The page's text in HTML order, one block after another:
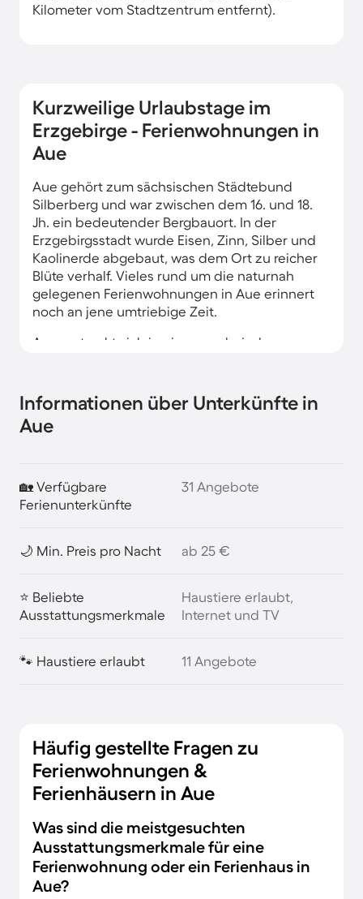
Kilometer vom Stadtzentrum entfernt).
Kurzweilige Urlaubstage im
Erzgebirge - Ferienwohnungen in
Aue
Aue gehört zum sächsischen Städtebund
Silberberg und war zwischen dem 16. und 18.
Jh. ein bedeutender Bergbauort. In der
Erzgebirgsstadt wurde Eisen, Zinn, Silber und
Kaolinerde abgebaut, was dem Ort zu reicher
Blüte verhalf. Vieles rund um die naturnah
gelegenen Ferienwohnungen in Aue erinnert
noch an jene umtriebige Zeit.
Aue erstreckt sich in einem malerischen
Erzgebirges verlocken zu außergewöhnlichen
Wanderungen. Aber auch die beachtliche
Kulturszene sowie fröhliche Feste und
einem Ferienhaus in Aue vor allem auch für
Familien zu einem kurzweiligen Erlebnis.
Informationen über Unterkünfte in
Aue
🏡 Verfügbare
Ferienunterkünfte
31 Angebote
🌙 Min. Preis pro Nacht ab 25 €
⭐ Beliebte
Ausstattungsmerkmale
Haustiere erlaubt,
Internet und TV
🐾 Haustiere erlaubt 11 Angebote
Häufig gestellte Fragen zu
Ferienwohnungen &
Ferienhäusern in Aue
Was sind die meistgesuchten
Ausstattungsmerkmale für eine
Ferienwohnung oder ein Ferienhaus in
Aue?